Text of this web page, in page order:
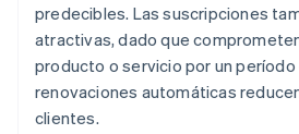
predecibles. Las suscripciones
atractivas, dado que
producto o servicio por un
renovaciones automáticas
clientes.